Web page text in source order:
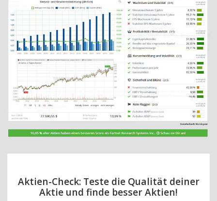
Aktien-Check: Teste die Qualität deiner
Aktie und finde besser Aktien!